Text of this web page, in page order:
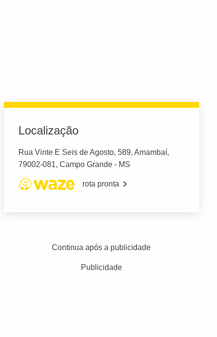
Localização
Rua Vinte E Seis de Agosto, 589, Amambaí,
79002-081, Campo Grande - MS
rota pronta
Continua após a publicidade
Publicidade